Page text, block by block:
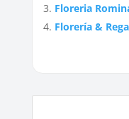
Floreria
Florería &